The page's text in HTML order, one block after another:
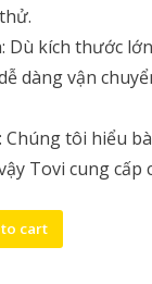
Dù kích thước
dàng vận
Chúng tôi hiểu
Tovi cung cấp
cart